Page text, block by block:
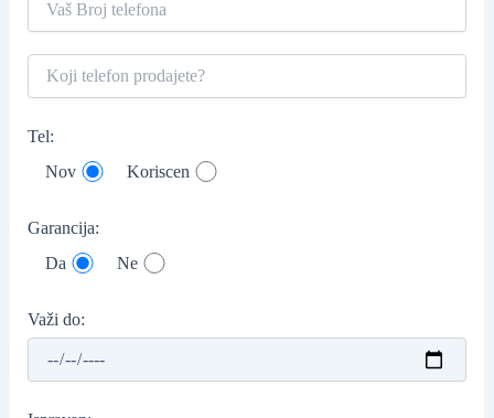
Tel:
Nov
Koriscen
Garancija:
Da
Ne
Važi do: